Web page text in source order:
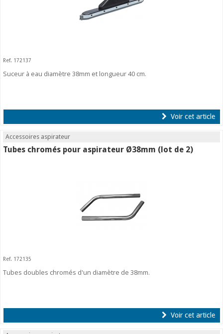
Ref. 172137
Suceur à eau diamètre 38mm et longueur 40 cm.
Voir cet article
Accessoires aspirateur
Tubes chromés pour aspirateur Ø38mm (lot de 2)
Ref. 172135
Tubes doubles chromés d'un diamètre de 38mm.
Voir cet article